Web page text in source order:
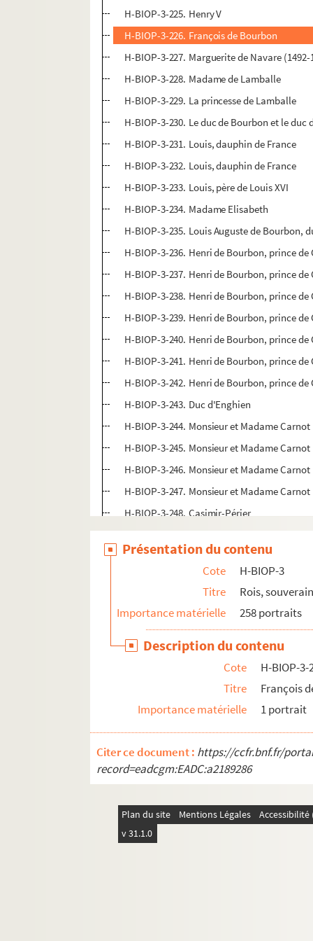
H-BIOP-3-225. Henry V
H-BIOP-3-226. François de Bourbon
H-BIOP-3-227. Marguerite de Navare (1492-
H-BIOP-3-228. Madame de Lamballe
H-BIOP-3-229. La princesse de Lamballe
H-BIOP-3-230. Le duc de Bourbon et le duc
H-BIOP-3-231. Louis, dauphin de France
H-BIOP-3-232. Louis, dauphin de France
H-BIOP-3-233. Louis, père de Louis XVI
H-BIOP-3-234. Madame Elisabeth
H-BIOP-3-235. Louis Auguste de Bourbon,
H-BIOP-3-236. Henri de Bourbon, prince de
H-BIOP-3-237. Henri de Bourbon, prince de
H-BIOP-3-238. Henri de Bourbon, prince de
H-BIOP-3-239. Henri de Bourbon, prince de
H-BIOP-3-240. Henri de Bourbon, prince de
H-BIOP-3-241. Henri de Bourbon, prince de
H-BIOP-3-242. Henri de Bourbon, prince de
H-BIOP-3-243. Duc d'Enghien
H-BIOP-3-244. Monsieur et Madame Carnot
H-BIOP-3-245. Monsieur et Madame Carnot
H-BIOP-3-246. Monsieur et Madame Carnot
H-BIOP-3-247. Monsieur et Madame Carnot
H-BIOP-3-248. Casimir-Périer
H-BIOP-3-249. Casimir-Périer
H-BIOP-3-250. Casimir-Périer
H-BIOP-3-251. Casimir-Périer, arbre
H-BIOP-3-252. Casimir-Périer
H-BIOP-3-253. Félix Faure
H-BIOP-3-254. Félix Faure
H-BIOP-3-255. René d'Anjou (1409-1480)
H-BIOP-3-257. Général Boulanger
H-BIOP-3-258. Général Boulanger
H-BIOP-4. Rois, souverains et chefs d'Etat
H-BIOP-5. Personnages historiques de A à C
H-BIOP-7. Personnages historiques de H à M
H-BIOP-8. Personnages historiques de P à Z
Présentation du contenu
Cote
H-BIOP-3
Titre
Rois,
Importance matérielle
258 portraits
Description du contenu
Cote
H-BIOP-3-
Titre
François
Importance matérielle
1 portrait
Citer ce document : https://ccfr.bnf.fr/
record=eadcgm:EADC:a2189286
Plan du site Mentions Légales
v 31.1.0